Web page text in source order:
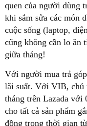
quen của người dùng
khi sắm sửa các món
cuộc sống (laptop,
cũng không cần lo ăn
giữa tháng!
Với người mua trả
lãi suất. Với VIB, chủ
tháng trên Lazada với
cho tất cả sản phẩm
đồng trong thời gian